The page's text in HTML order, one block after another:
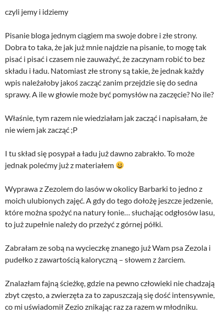
czyli jemy i idziemy
Pisanie bloga jednym ciągiem ma swoje dobre i złe strony.
Dobra to taka, że jak już mnie najdzie na pisanie, to mogę tak
pisać i pisać i czasem nie zauważyć, że zaczynam robić to bez
składu i ładu. Natomiast złe strony są takie, że jednak każdy
wpis należałoby jakoś zacząć zanim przejdzie się do sedna
sprawy. A ile w głowie może być pomysłów na zaczęcie? No ile?
Właśnie, tym razem nie wiedziałam jak zacząć i napisałam, że
nie wiem jak zacząć ;P
I tu skład się posypał a ładu już dawno zabrakło. To może
jednak polećmy już z materiałem
Wyprawa z Zezolem do lasów w okolicy Barbarki to jedno z
moich ulubionych zajęć. A gdy do tego dołożę jeszcze jedzenie,
które można spożyć na natury łonie… słuchając odgłosów lasu,
to już zupełnie należy do przeżyć z górnej półki.
Zabrałam ze sobą na wycieczkę znanego już Wam psa Zezola i
pudełko z zawartością kaloryczną – słowem z żarciem.
Znalazłam fajną ścieżkę, gdzie na pewno człowieki nie chadzają
zbyt często, a zwierzęta za to zapuszczają się dość intensywnie,
co mi uświadomił Zezio znikając raz za razem w młodniku.